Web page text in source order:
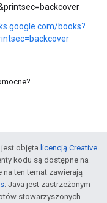
books?
objęta licencją Creative
kodu są dostępne na
na ten temat zawierają
. Java jest zastrzeżonym
stowarzyszonych.